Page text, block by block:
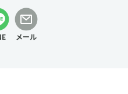
メール